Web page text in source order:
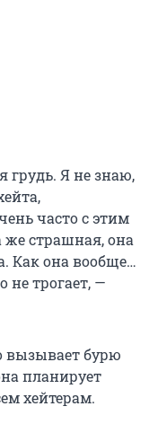
грудь. Я не знаю,
часто с этим
же страшная, она
Как она вообще…
не трогает, —
вызывает бурю
планирует
хейтерам.